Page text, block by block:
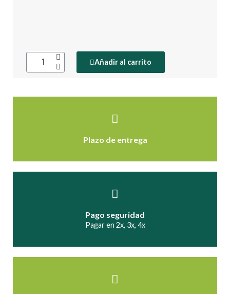
Añadir al carrito
Plazo de entrega
Pago seguridad
Pagar en 2x, 3x, 4x